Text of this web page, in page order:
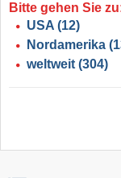
Bitte gehen Sie
USA (12)
Nordamerika
weltweit (304)